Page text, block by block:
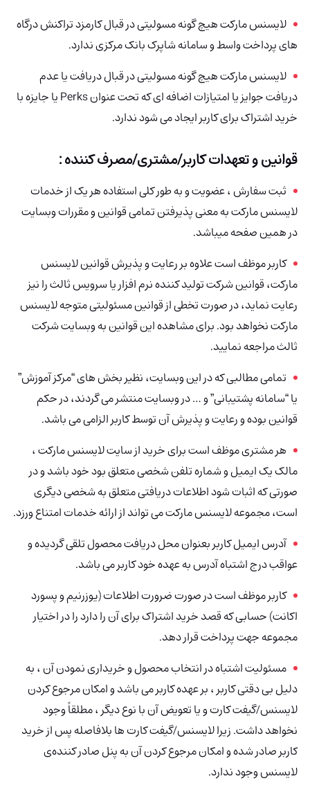
لایسنس مارکت هیچ گونه مسولیتی در قبال کارمزد تراکنشدرگاه
های پرداختواسط و سامانه شاپرک بانک مرکزی ندارد.
لایسنس مارکت هیچ گونه مسولیتی در قبال دریافت یا عدم
دریافت جوایز یا امتیازات
اضافه ای که تحت عنوان Perks یا جایزه با
خرید اشتراک برای کاربر ایجاد می شود ندارد.
قوانین و تعهدات کاربر/مشتری/مصرف کننده :
ثبت سفارش ، عضویت و به طور کلی استفاده هر یک از خدمات
لایسنس مارکت به معنی پذیرفتن تمامی قوانین و مقررات وبسایت
در همین صفحه میباشد.
کاربر موظف است علاوه بر رعایت و پذیرش قوانین لایسنس
مارکت، قوانین شرکت تولید کننده نرم افزار یا سرویس ثالث را نیز
رعایت نماید، در صورت تخطی از قوانین مسئولیتی متوجه لایسنس
مارکت نخواهد بود. برای مشاهده این قوانین به وبسایت شرکت
ثالث مراجعه نمایید.
تمامی مطالبی که در این وبسایت، نظیر بخش های “مرکز آموزش”
یا “سامانه پشتیبانی” و … در وبسایت منتشر می گردند، در حکم
قوانین بوده و رعایت و پذیرش آن توسط کاربر الزامی می باشد.
هر مشتری موظف است برای خرید از سایت لایسنس مارکت ،
مالک یک ایمیل و شماره تلفن شخصی متعلق بود خود باشد و در
صورتی که اثبات شود اطلاعات دریافتی متعلق به شخصی دیگری
است، مجموعه لایسنس مارکت می تواند از ارائه خدمات امتناع ورزد.
آدرس ایمیل کاربر بعنوان محل دریافت محصول تلقی گردیده و
عواقب درج اشتباه آدرس به عهده خود کاربر می باشد.
کاربر موظف است در صورت ضرورت اطلاعات (یوزرنیم و پسورد
اکانت) حسابی که قصد خرید اشتراک برای آن را دارد را در اختیار
مجموعه جهت پرداخت قرار دهد.
مسئولیت اشتباه در انتخاب محصول و خریداری نمودن آن ، به
دلیل بی دقتی کاربر ، بر عهده کاربر می باشد و امکان مرجوع کردن
لایسنس/گیفت کارتو یا تعویض آن با نوع دیگر ، مطلقاً وجود
نخواهد داشت. زیرا لایسنس/گیفت کارتها بلافاصله پس از خرید
کاربر صادر شده و امکان مرجوع کردن آن به پنل صادر کننده‌ی
لایسنس وجود ندارد.